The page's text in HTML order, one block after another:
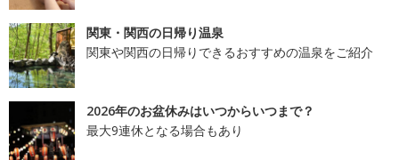
関東・関西の日帰り温泉
関東や関西の日帰りできるおすすめの温泉をご紹介
2026年のお盆休みはいつからいつまで？
最大9連休となる場合もあり